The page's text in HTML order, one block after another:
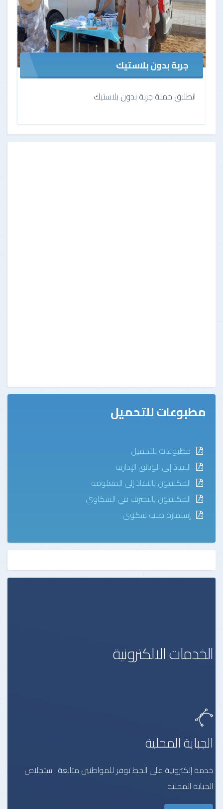
جربة بدون بلاستيك
انطلاق حملة جربة بدون بلاستيك
مطبوعات للتحميل
مطبوعات للتحميل
النفاذ إلى الوثائق الإدارية
المكلفون بالنفاذ إلى المعلومة
المكلفون بالتصرف في الشكاوي
إستمارة طلب شكوى
الخدمات الالكترونية
الجباية المحلية
خدمة إلكترونية على الخط توفر للمواطنين متابعة استخلاص
الجباية المحلية